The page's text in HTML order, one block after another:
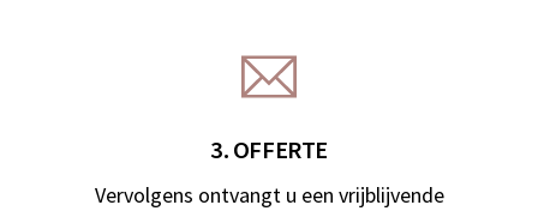
3. OFFERTE
Vervolgens ontvangt u een vrijblijvende